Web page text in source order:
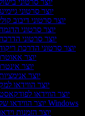
יוצר סרטוני
יוצר סרטוני
יוצר סרטוני דיבוב
יוצר סרטוני
יוצר סרטוני
יוצר סרטוני הדרכת
יוצר
יוצר
יוצר
יוצר הווידאו
יוצר הווידאו
יוצר הווידאו של Windows
יוצר הזמנות